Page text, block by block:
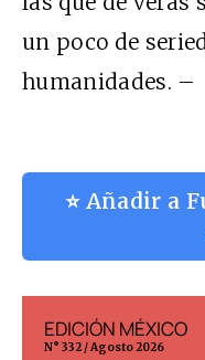
un poco de
humanidades. –
⭐ Añadir a
EDICIÓN MÉXICO
N° 332 / Agosto 2026